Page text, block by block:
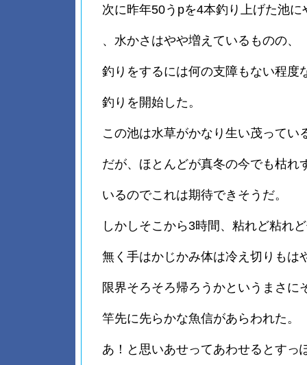
次に昨年50うpを4本釣り上げた池に
、水かさはやや増えているものの、
釣りをするには何の支障もない程度
釣りを開始した。
この池は水草がかなり生い茂ってい
だが、ほとんどが真冬の今でも枯れ
いるのでこれは期待できそうだ。
しかしそこから3時間、粘れど粘れ
無く手はかじかみ体は冷え切りもは
限界そろそろ帰ろうかというまさに
竿先に先らかな魚信があらわれた。
あ！と思いあせってあわせるとすっ